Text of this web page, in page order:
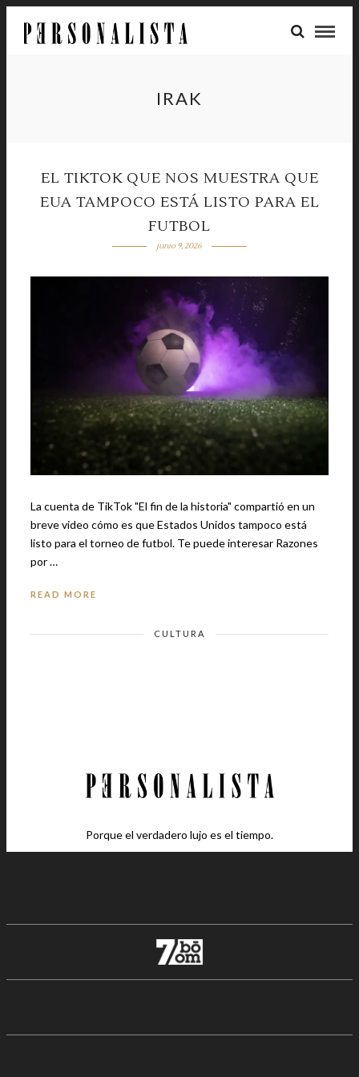
IRAK
EL TIKTOK QUE NOS MUESTRA QUE
EUA TAMPOCO ESTÁ LISTO PARA EL
FUTBOL
junio 9, 2026
La cuenta de TikTok "El fin de la historia" compartió en un
breve video cómo es que Estados Unidos tampoco está
listo para el torneo de futbol. Te puede interesar Razones
por …
READ MORE
CULTURA
Porque el verdadero lujo es el tiempo.